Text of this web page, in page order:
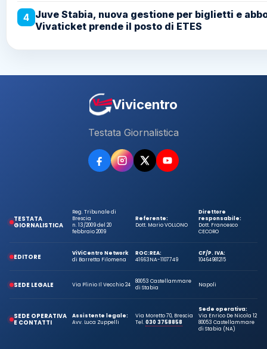
4 Juve Stabia, nuova gestione per biglietti e
Vivaticket prende il posto di ETES
Vivicentro
Testata Giornalistica
TESTATA
GIORNALISTICA
Reg. Tribunale di
Brescia
n. 13/2009 del 20
febbraio 2009
Referente:
Dott. Mario VOLLONO
Direttore
responsabile:
Dott. Francesco
CECORO
EDITORE
ViViCentro Network
di Barretta Filomena
ROC:
41663
REA:
NA-1107749
CF/P. IVA:
10464981215
SEDE LEGALE Via Plinio Il Vecchio 24
80053 Castellammare
di Stabia
Napoli
SEDE OPERATIVA
E CONTATTI
Assistente legale:
Avv. Luca Zuppelli
Via Moretto 70, Brescia
Tel.030 3758858
Sede operativa:
Via Enrico De Nicola 12
80053 Castellammare
di Stabia (NA)